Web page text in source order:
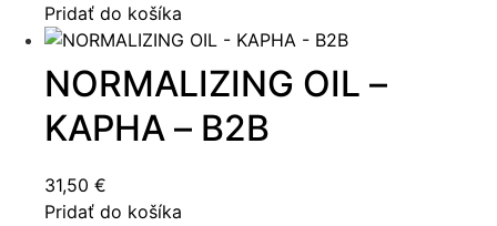
Pridať do košíka
NORMALIZING OIL –
KAPHA – B2B
31,50 €
Pridať do košíka